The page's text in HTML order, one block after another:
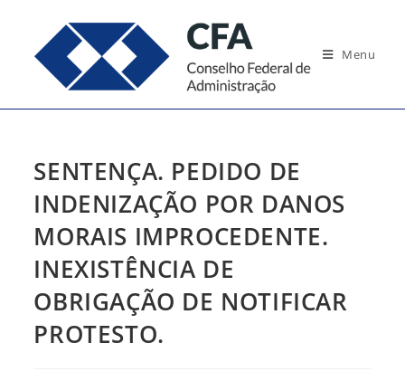
conteúdo
Menu
SENTENÇA. PEDIDO DE
INDENIZAÇÃO POR DANOS
MORAIS IMPROCEDENTE.
INEXISTÊNCIA DE
OBRIGAÇÃO DE NOTIFICAR
PROTESTO.